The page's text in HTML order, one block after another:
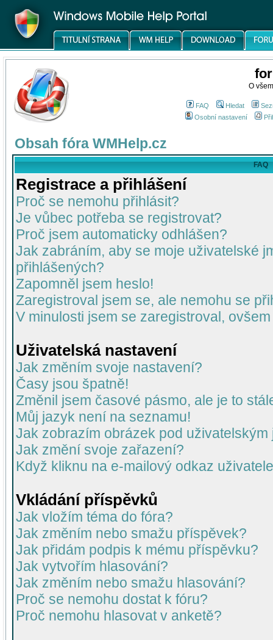
O
FAQ Hledat
Osobní nastavení
Obsah fóra WMHelp.cz
FAQ
Registrace a přihlášení
Proč se nemohu přihlásit?
Je vůbec potřeba se registrovat?
Proč jsem automaticky odhlášen?
Jak zabráním, aby se moje uživatelské
přihlášených?
Zapomněl jsem heslo!
Zaregistroval jsem se, ale nemohu se
V minulosti jsem se zaregistroval,
Uživatelská nastavení
Jak změním svoje nastavení?
Časy jsou špatně!
Změnil jsem časové pásmo, ale je to
Můj jazyk není na seznamu!
Jak zobrazím obrázek pod uživatelským
Jak změní svoje zařazení?
Když kliknu na e-mailový odkaz
Vkládání příspěvků
Jak vložím téma do fóra?
Jak změním nebo smažu příspěvek?
Jak přidám podpis k mému příspěvku?
Jak vytvořím hlasování?
Jak změním nebo smažu hlasování?
Proč se nemohu dostat k fóru?
Proč nemohu hlasovat v anketě?